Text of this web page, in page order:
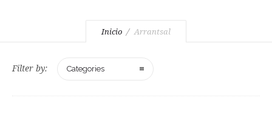
Inicio Arrantsal
Filter by: Categories